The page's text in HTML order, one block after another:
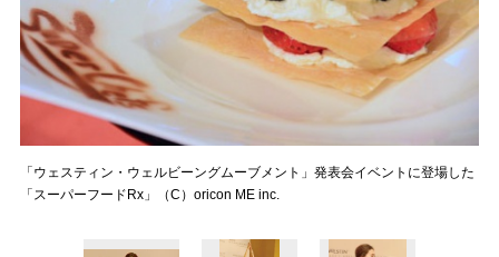
「ウェスティン・ウェルビーングムーブメント」発表会イベントに登場した
「スーパーフードRx」（C）oricon ME inc.